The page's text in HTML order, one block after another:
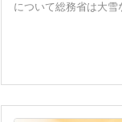
について総務省は大